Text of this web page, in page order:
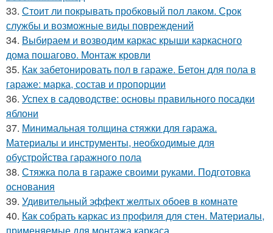
33. Стоит ли покрывать пробковый пол лаком. Срок
службы и возможные виды повреждений
34. Выбираем и возводим каркас крыши каркасного
дома пошагово. Монтаж кровли
35. Как забетонировать пол в гараже. Бетон для пола в
гараже: марка, состав и пропорции
36. Успех в садоводстве: основы правильного посадки
яблони
37. Минимальная толщина стяжки для гаража.
Материалы и инструменты, необходимые для
обустройства гаражного пола
38. Стяжка пола в гараже своими руками. Подготовка
основания
39. Удивительный эффект желтых обоев в комнате
40. Как собрать каркас из профиля для стен. Материалы,